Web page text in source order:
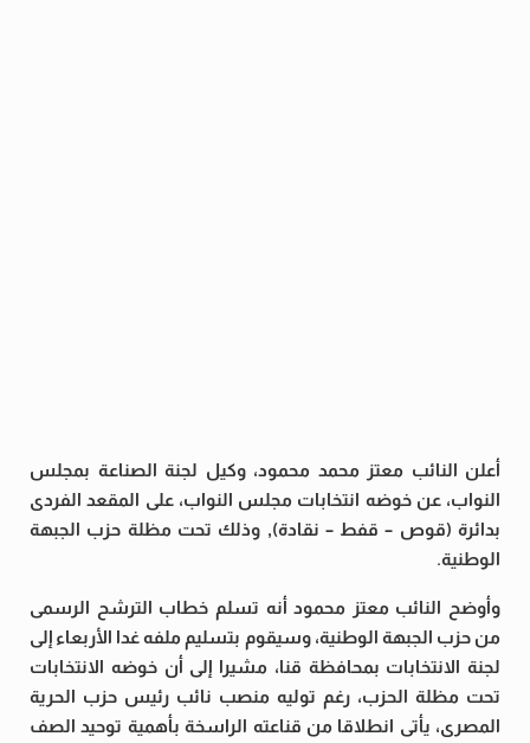
أعلن النائب معتز محمد محمود، وكيل لجنة الصناعة بمجلس
النواب، عن خوضه انتخابات مجلس النواب، على المقعد الفردى
بدائرة (قوص – قفط – نقادة), وذلك تحت مظلة حزب الجبهة
الوطنية.
وأوضح النائب معتز محمود أنه تسلم خطاب الترشح الرسمى
من حزب الجبهة الوطنية، وسيقوم بتسليم ملفه غدا الأربعاء إلى
لجنة الانتخابات بمحافظة قنا، مشيرا إلى أن خوضه الانتخابات
تحت مظلة الحزب، رغم توليه منصب نائب رئيس حزب الحرية
المصرى، يأتى انطلاقا من قناعته الراسخة بأهمية توحيد الصف